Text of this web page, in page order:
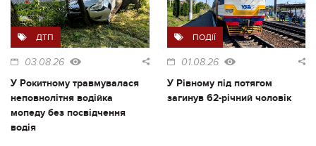
ДТП
03.08.26
У Рокитному травмувалася
неповнолітня водійка
мопеду без посвідчення
водія
ПОДІЇ
01.08.26
У Рівному під потягом
загинув 62-річний чоловік